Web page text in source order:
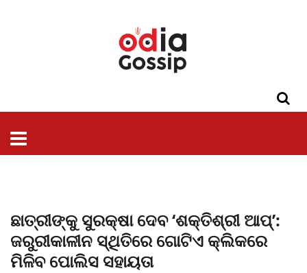
ଛାତ୍ରୀଙ୍କୁ ସୁରକ୍ଷା ଦେବ ‘ଶକ୍ତିଶ୍ରୀ ଆପ୍‌’:
ଜରୁରୀକାଳୀନ ସ୍ଥିତିରେ ଗୋଟିଏ କ୍ଲିକରେ
ମିଳିବ ପୋଲିସ ସହାୟତା